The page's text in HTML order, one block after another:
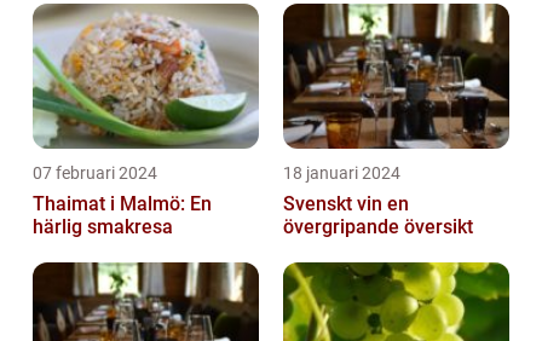
07 februari 2024
Thaimat i Malmö: En
härlig smakresa
18 januari 2024
Svenskt vin en
övergripande översikt